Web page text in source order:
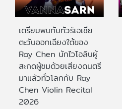
เตรียมพบกับทัวร์เอเชีย
ตะวันออกเฉียงใต้ของ
Ray Chen นักไวโอลินผู้
สะกดผู้ชมด้วยเสียงดนตรี
มาแล้วทั่วโลกกับ Ray
Chen Violin Recital
2026